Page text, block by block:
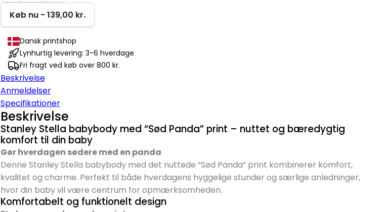
Baby
Body
antal
Køb nu - 139,00 kr.
Dansk printshop
Lynhurtig levering: 3-6 hverdage
Fri fragt ved køb over 800 kr.
Beskrivelse
Anmeldelser
Specifikationer
Beskrivelse
Stanley Stella babybody med “Sød Panda” print – nuttet og bæredygtig
komfort til din baby
Gør hverdagen sødere med en panda
Denne Stanley Stella babybody med det nuttede “Sød Panda” print kombinerer komfort,
kvalitet og charme. Perfekt til både hverdagens hyggelige stunder og særlige anledninger,
hvor din baby vil være centrum for opmærksomheden.
Komfortabelt og funktionelt design